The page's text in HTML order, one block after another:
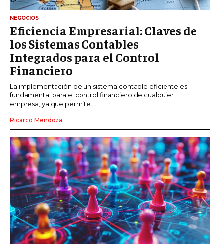
NEGOCIOS
Eficiencia Empresarial: Claves de
los Sistemas Contables
Integrados para el Control
Financiero
La implementación de un sistema contable eficiente es
fundamental para el control financiero de cualquier
empresa, ya que permite...
Ricardo Mendoza